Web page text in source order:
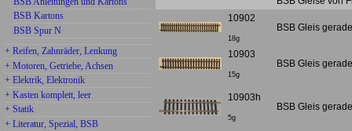
BSB Kartons
BSB Spur N
+ Reifen, Zahnräder, Lenkung
+ Motoren, Getriebe, Achsen
+ Elektrik, Elektronik
+ Kasten komplett, leer
+ Statik
+ Literatur, Spezial, BSB
10902
18g
BSB Gleis
10903
15g
BSB Gleis
10903h
5g
BSB Gleis